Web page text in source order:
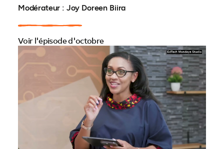
Modérateur : Joy Doreen Biira
Voir l'épisode d'octobre